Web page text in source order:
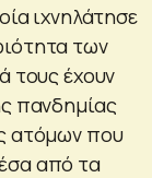
ιχνηλάτησε
των
τους έχουν
πανδημίας
ατόμων που
από τα